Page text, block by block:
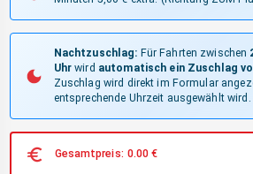
Nachtzuschlag: Für Fahrten zwischen
Uhr wird automatisch ein Zuschlag
Zuschlag wird direkt im Formular
entsprechende Uhrzeit ausgewählt wird.
Gesamtpreis: 0.00 €